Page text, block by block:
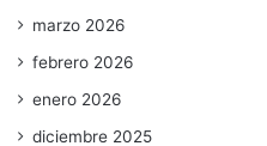
marzo 2026
febrero 2026
enero 2026
diciembre 2025